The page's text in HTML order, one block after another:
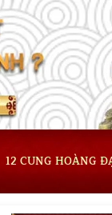
12 CUNG HOÀNG